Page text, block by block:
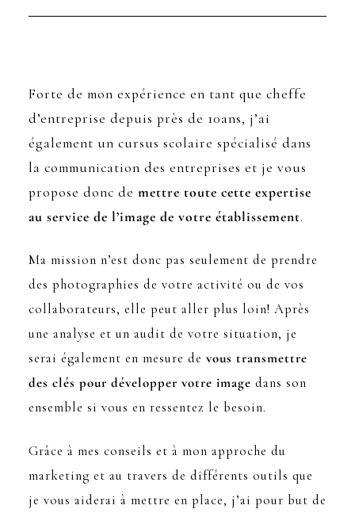
Forte de mon expérience en tant que cheffe
d’entreprise depuis près de 10ans, j’ai
également un cursus scolaire spécialisé dans
la communication des entreprises et je vous
propose donc de mettre toute cette expertise
au service de l’image de votre établissement.
Ma mission n’est donc pas seulement de prendre
des photographies de votre activité ou de vos
collaborateurs, elle peut aller plus loin! Après
une analyse et un audit de votre situation, je
serai également en mesure de vous transmettre
des clés pour développer votre image dans son
ensemble si vous en ressentez le besoin.
Grâce à mes conseils et à mon approche du
marketing et au travers de différents outils que
je vous aiderai à mettre en place, j’ai pour but de